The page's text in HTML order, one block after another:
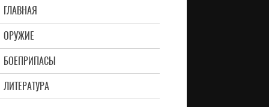
ГЛАВНАЯ
ОРУЖИЕ
БОЕПРИПАСЫ
ЛИТЕРАТУРА